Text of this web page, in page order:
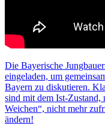
Die Bayerische
eingeladen, um
Bayern zu diskutieren.
sind mit dem Ist-Zustand,
Weichen“, nicht mehr
ändern!